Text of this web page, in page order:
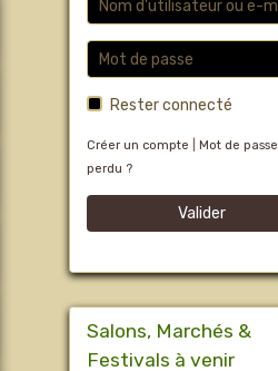
Rester connecté
Créer un compte
Mot de passe
perdu ?
Valider
Salons, Marchés &
Festivals à venir